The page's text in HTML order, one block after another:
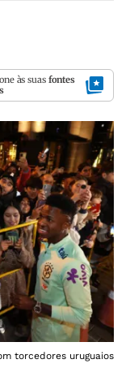
às suas fontes
torcedores uruguaios